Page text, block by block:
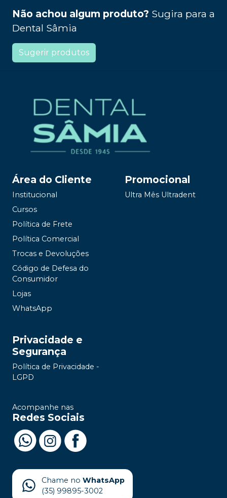
Não achou algum produto? Sugira para a
Dental Sâmia
Sugerir produtos
Área do Cliente
Institucional
Cursos
Política de Frete
Política Comercial
Trocas e Devoluções
Código de Defesa do
Consumidor
Lojas
WhatsApp
Promocional
Ultra Mês Ultradent
Privacidade e
Segurança
Política de Privacidade -
LGPD
Acompanhe nas
Redes Sociais
Chame no WhatsApp
(35) 99895-3002